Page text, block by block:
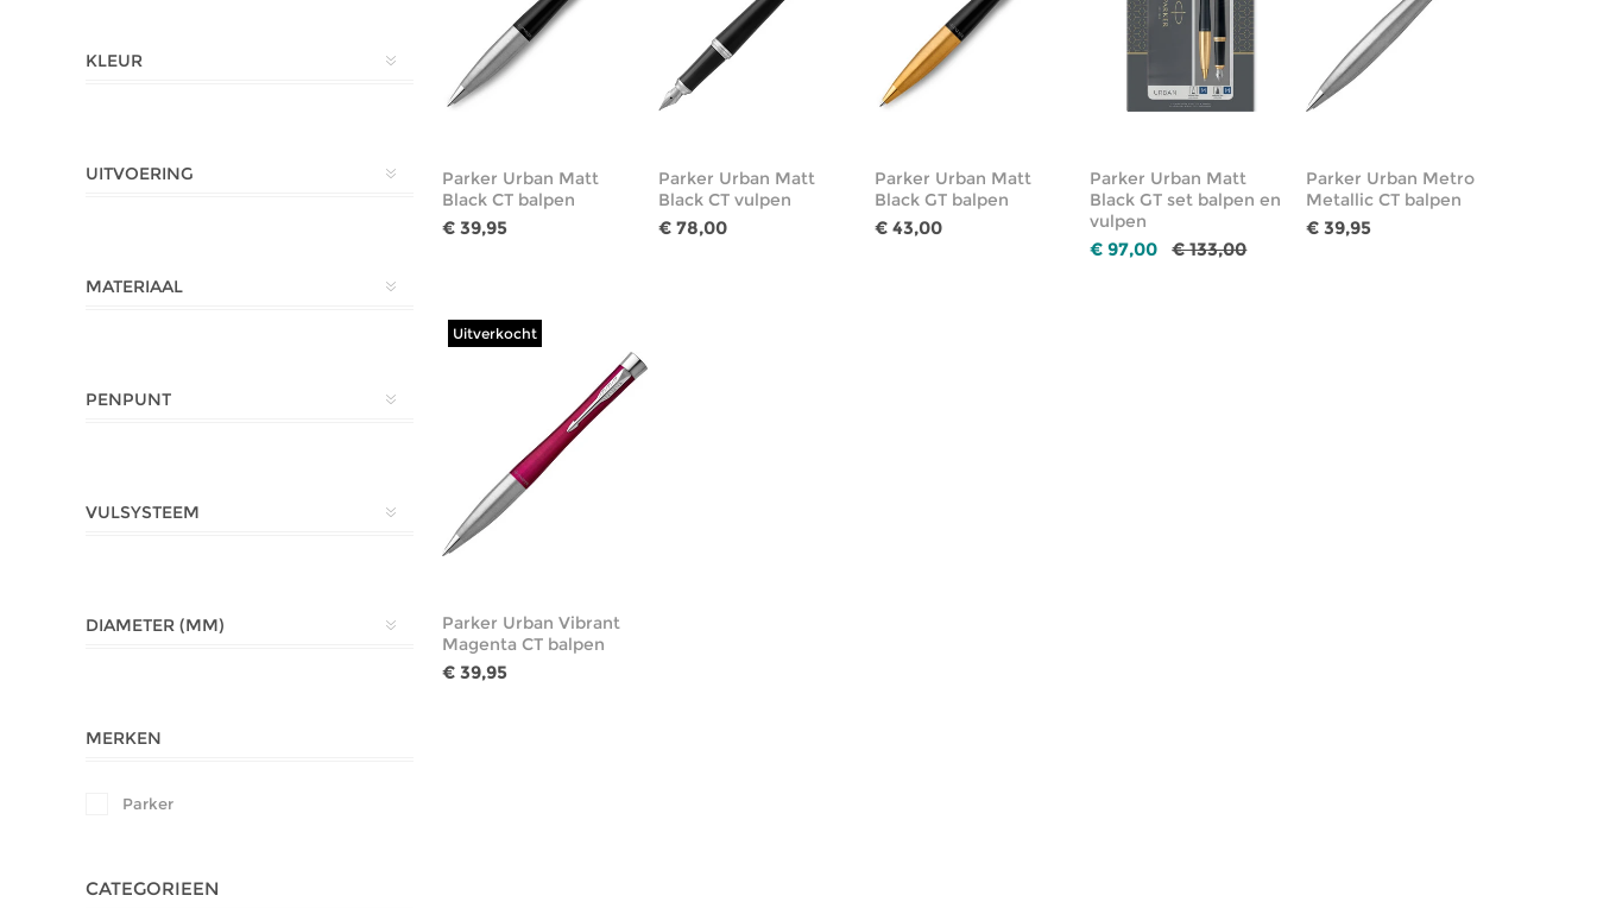
Parker Urban Matt
Black CT balpen
€ 39,95
Parker Urban Matt
Black CT vulpen
€ 78,00
Parker Urban Matt
Black GT balpen
€ 43,00
Parker Urban Matt
Black GT set balpen en
vulpen
€ 97,00 € 133,00
Parker Urban Metro
Metallic CT balpen
€ 39,95
Uitverkocht
Parker Urban Vibrant
Magenta CT balpen
€ 39,95
KLEUR
UITVOERING
MATERIAAL
PENPUNT
VULSYSTEEM
DIAMETER (MM)
MERKEN
Parker
CATEGORIEEN